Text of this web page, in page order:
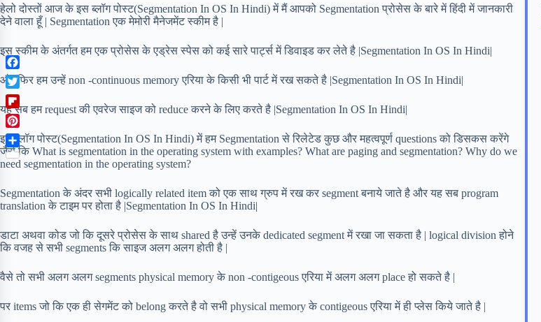
हेलो दोस्तों आज के इस ब्लॉग पोस्ट(Segmentation In OS In Hindi) में मैं आपको Segmentation प्रोसेस के बारे में हिंदी में जानकारी
देने वाला हूँ | Segmentation एक मेमोरी मैनेजमेंट स्कीम है |
इस स्कीम के अंतर्गत हम एक प्रोसेस के एड्रेस स्पेस को कई सारे पार्ट्स में डिवाइड कर लेते है |Segmentation In OS In Hindi|
और फिर हम उन्हें non -continuous memory एरिया के किसी भी पार्ट में रख सकते है |Segmentation In OS In Hindi|
यह सब हम request की एवरेज साइज को reduce करने के लिए करते है |Segmentation In OS In Hindi|
इस ब्लॉग पोस्ट(Segmentation In OS In Hindi) में हम Segmentation से रिलेटेड कुछ और महत्वपूर्ण questions को डिसकस करेंगे
जैसे कि What is segmentation in the operating system with examples? What are paging and segmentation? Why do we
need segmentation in the operating system?
Segmentation के अंदर सभी logically related item को एक साथ ग्रुप में रख कर segment बनाये जाते है और यह सब program
translation के टाइम पर होता है |Segmentation In OS In Hindi|
डाटा अथवा कोड जो कि दूसरे प्रोसेस के साथ shared है उन्हें उनके dedicated segment में रखा जा सकता है | logical division होने
कि वजह से सभी segments कि साइज अलग अलग होती है |
वैसे तो सभी अलग अलग segments physical memory के non -contigeous एरिया में अलग अलग place हो सकते है |
पर items जो कि एक ही सेगमेंट को belong करते है वो सभी physical memory के contigeous एरिया में ही प्लेस किये जाते है |
F
a
c
e
b
o
o
T
w
i
t
t
e
F
l
p
b
a
r
P
i
n
e
r
s
t
S
h
r
e